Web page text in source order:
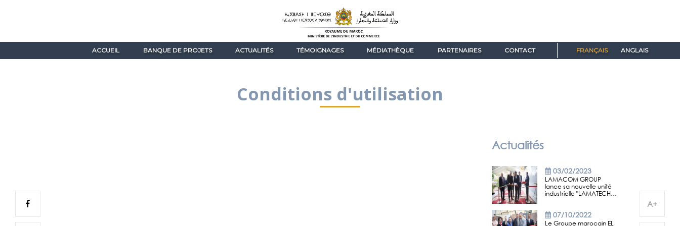
ACCUEIL BANQUE DE PROJETS ACTUALITÉS TÉMOIGNAGES MÉDIATHÈQUE PARTENAIRES CONTACT FRANÇAIS ANGLAIS
Conditions d'utilisation
A+
Actualités
03/02/2023
LAMACOM GROUP
lance sa nouvelle unité
industrielle "LAMATECH…
07/10/2022
Le Groupe marocain EL